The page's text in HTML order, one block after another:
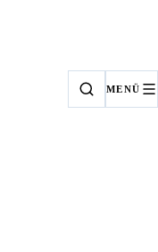
MENÜ